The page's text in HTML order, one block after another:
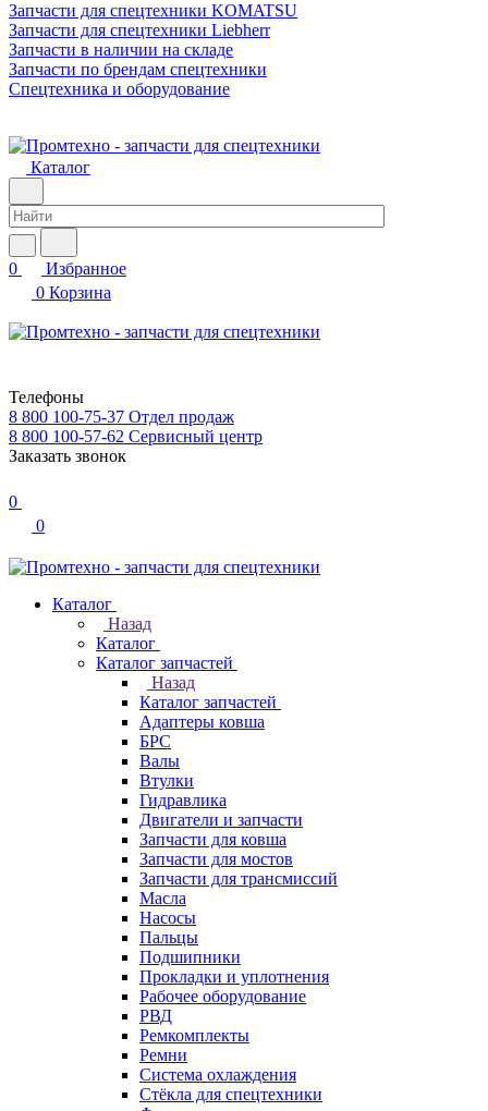
Запчасти для спецтехники KOMATSU
Запчасти для спецтехники Liebherr
Запчасти в наличии на складе
Запчасти по брендам спецтехники
Спецтехника и оборудование
Каталог
0
Избранное
0 Корзина
Телефоны
8 800 100-75-37 Отдел продаж
8 800 100-57-62 Сервисный центр
Заказать звонок
0
0
Каталог
Назад
Каталог
Каталог запчастей
Назад
Каталог запчастей
Адаптеры ковша
БРС
Валы
Втулки
Гидравлика
Двигатели и запчасти
Запчасти для ковша
Запчасти для мостов
Запчасти для трансмиссий
Масла
Насосы
Пальцы
Подшипники
Прокладки и уплотнения
Рабочее оборудование
РВД
Ремкомплекты
Ремни
Система охлаждения
Стёкла для спецтехники